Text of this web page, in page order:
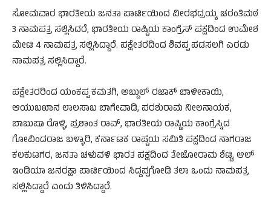
ಸೋಮವಾರ ಭಾರತೀಯ ಜನತಾ ಪಾರ್ಟಿಯಿಂದ ವೀರಭದ್ರಯ್ಯ ಚರಂತಿಮಠ
3 ನಾಮಪತ್ರ ಸಲ್ಲಿಸಿದರೆ, ಭಾರತೀಯ ರಾಷ್ಟಿಯ ಕಾಂಗ್ರೆಸ್ ಪಕ್ಷದಿಂದ ಉಮೇಶ
ಮೇಟಿ 4 ನಾಮಪತ್ರ ಸಲ್ಲಿಸಿದ್ದಾರೆ. ಪಕ್ಷೇತರದಿಂದ ಶಿವಪ್ಪ ಪಡಸಲಗಿ ಎರಡು
ನಾಮಪತ್ರ ಸಲ್ಲಿಸಿದ್ದಾರೆ.
ಪಕ್ಷೇತರರಿಂದ ಯಂಕಪ್ಪ ಕಮತಗಿ, ಅಬ್ದುಲ್ ರಜಾಕ್ ಬಾಳೀಕಾಯಿ,
ಆಯುಬಖಾನ ಲಾಲಸಾಬ ಬಾಗೇವಾಡಿ, ಪರಶುರಾಮ ನೀಲನಾಯಕ,
ಬಾಬುಷಾ ರೊಳ್ಳಿ, ಪ್ರಶಾಂತ ರಾವ್, ಭಾರತೀಯ ರಾಷ್ಟಿಯ ಕಾಂಗ್ರೆಸ್ನಿದ
ಗೋವಿಂದರಾಜ ಬಳ್ಳಾರಿ, ಕರ್ನಾಟಕ ರಾಷ್ಟಯ ಸಮಿತಿ ಪಕ್ಷದಿಂದ ನಾಗರಾಜ
ಕಲಕುಟಗರ, ಜನತಾ ಚಳುವಳಿ ಭಾರತ ಪಕ್ಷದಿಂದ ತೇಜೋರಾಮ ಶೆಟ್ಟಿ, ಆಲ್
ಇಂಡಿಯಾ ಜನರಕ್ಷಾ ಪಾರ್ಟಿಯಿಂದ ಸಿದ್ದಪ್ಪಗೋಡಿ ತಲಾ ಒಂದು ನಾಮಪತ್ರ
ಸಲ್ಲಿಸಿದ್ದಾರೆ ಎಂದು ತಿಳಿಸಿದ್ದಾರೆ.